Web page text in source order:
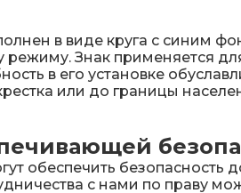
в виде круга с синим
Знак применяется
в его установке
или до границы
обеспечить
с нами по праву